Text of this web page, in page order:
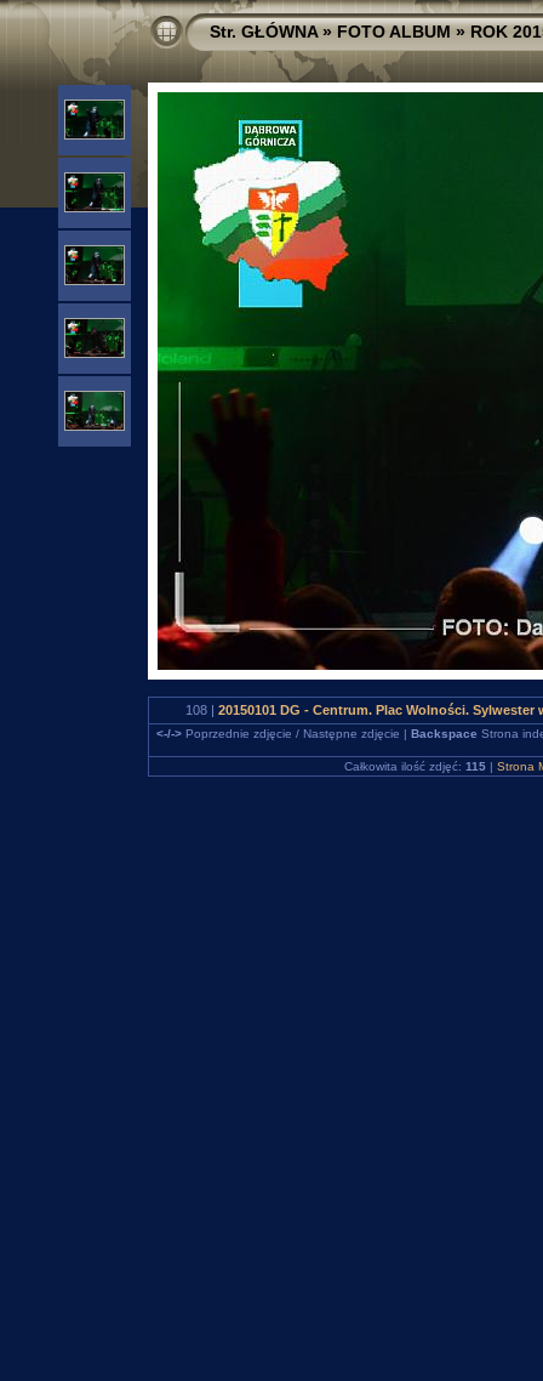
Str. GŁÓWNA»FOTO ALBUM»ROK
108 | 20150101 DG - Centrum. Plac Wolności.
<-/->Poprzednie zdjęcie / Następne zdjęcie | Backspace Strona
Całkowita ilość zdjęć: 115| Strona